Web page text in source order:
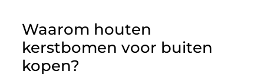
Waarom houten
kerstbomen voor buiten
kopen?